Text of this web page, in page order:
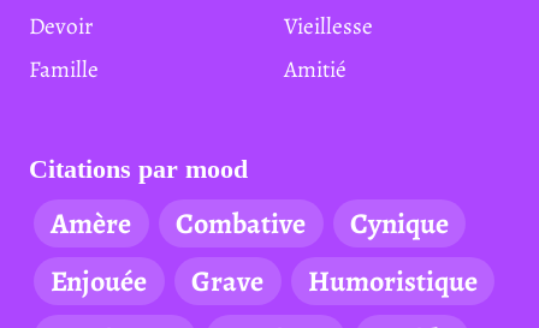
Devoir
Vieillesse
Famille
Amitié
Citations par mood
Amère Combative
Cynique
Enjouée
Grave
Humoristique